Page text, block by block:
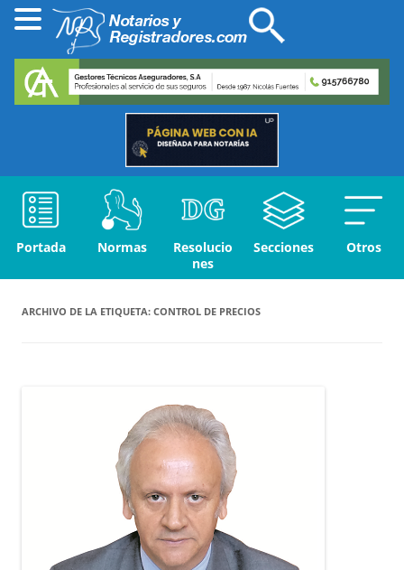
Portada Normas
Resolucio
nes
Secciones Otros
ARCHIVO DE LA ETIQUETA: CONTROL DE PRECIOS